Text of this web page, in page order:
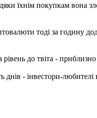
їхнім покупкам вона
тоді за годину
до твіта -
днів - інвестори-